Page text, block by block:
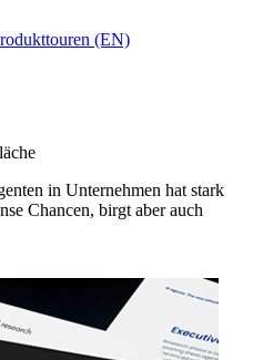
(EN)
in Unternehmen hat stark
Chancen, birgt aber auch